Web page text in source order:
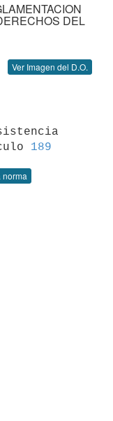
DEL
Ver Imagen del D.O.
189
norma